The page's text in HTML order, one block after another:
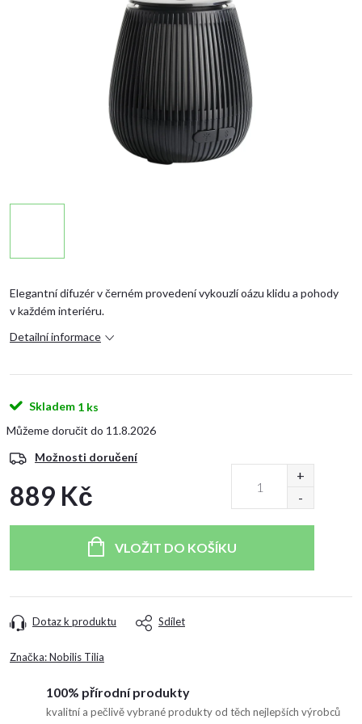
Elegantní difuzér v černém provedení vykouzlí oázu klidu a pohody
v každém interiéru.
Detailní informace
Skladem 1 ks
11.8.2026
Možnosti doručení
889 Kč
VLOŽIT DO KOŠÍKU
Dotaz k produktu Sdílet
Značka:Nobilis Tilia
100% přírodní produkty
kvalitní a pečlivě vybrané produkty od těch nejlepších výrobců